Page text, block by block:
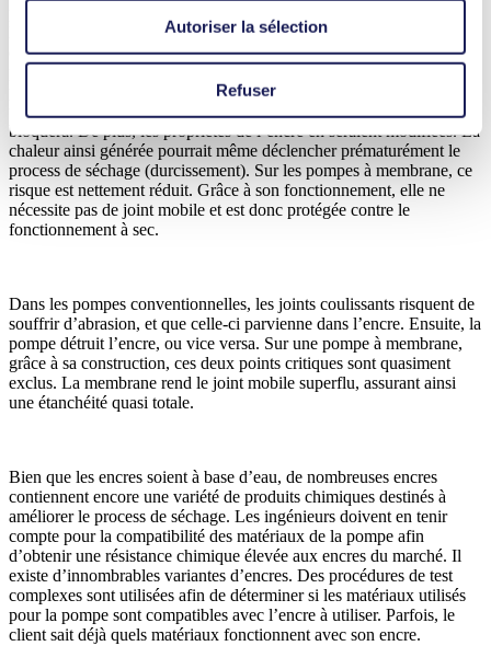
Autoriser la sélection
Refuser
Par conséquent, le transfert d’encre à base d’eau risquerait
d’endommager tous les types de pompes à joints mobiles tels que les
pompes à engrenages, les pompes à piston et les pompes
péristaltiques. L’absence de lubrification entraîne de l’abrasion et
une accumulation de chaleur : la pompe aura des fuites et se
bloquera. De plus, les propriétés de l’encre en seraient modifiées. La
chaleur ainsi générée pourrait même déclencher prématurément le
process de séchage (durcissement). Sur les pompes à membrane, ce
risque est nettement réduit. Grâce à son fonctionnement, elle ne
nécessite pas de joint mobile et est donc protégée contre le
fonctionnement à sec.
Dans les pompes conventionnelles, les joints coulissants risquent de
souffrir d’abrasion, et que celle-ci parvienne dans l’encre. Ensuite, la
pompe détruit l’encre, ou vice versa. Sur une pompe à membrane,
grâce à sa construction, ces deux points critiques sont quasiment
exclus. La membrane rend le joint mobile superflu, assurant ainsi
une étanchéité quasi totale.
Bien que les encres soient à base d’eau, de nombreuses encres
contiennent encore une variété de produits chimiques destinés à
améliorer le process de séchage. Les ingénieurs doivent en tenir
compte pour la compatibilité des matériaux de la pompe afin
d’obtenir une résistance chimique élevée aux encres du marché. Il
existe d’innombrables variantes d’encres. Des procédures de test
complexes sont utilisées afin de déterminer si les matériaux utilisés
pour la pompe sont compatibles avec l’encre à utiliser. Parfois, le
client sait déjà quels matériaux fonctionnent avec son encre.